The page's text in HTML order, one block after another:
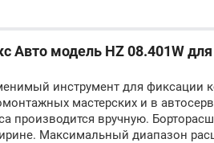
Авто модель HZ 08.401W
инструмент для фиксации
мастерских и в
производится вручную.
Максимальный диапазон